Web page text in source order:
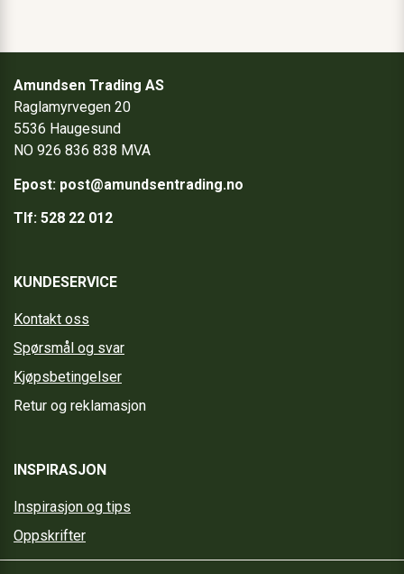
Amundsen Trading AS
Raglamyrvegen 20
5536 Haugesund
NO 926 836 838 MVA
Epost: post@amundsentrading.no
Tlf: 528 22 012
KUNDESERVICE
Kontakt oss
Spørsmål og svar
Kjøpsbetingelser
Retur og reklamasjon
INSPIRASJON
Inspirasjon og tips
Oppskrifter